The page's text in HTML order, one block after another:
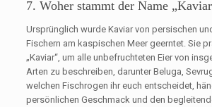
7. Woher stammt der Name
Ursprünglich wurde Kaviar von persischen
Fischern am kaspischen Meer geerntet. Sie
„Kaviar“, um alle unbefruchteten Eier von
Arten zu beschreiben, darunter Beluga,
welchen Fischrogen ihr euch entscheidet,
persönlichen Geschmack und den